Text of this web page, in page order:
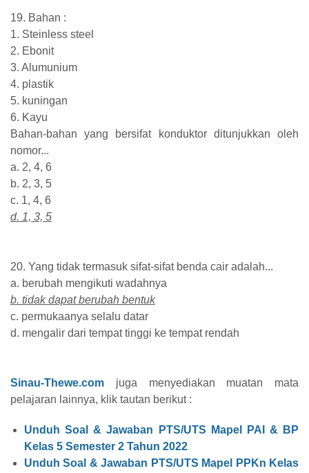
19. Bahan :
1. Steinless steel
2. Ebonit
3. Alumunium
4. plastik
5. kuningan
6. Kayu
Bahan-bahan yang bersifat konduktor ditunjukkan oleh
nomor...
a. 2, 4, 6
b. 2, 3, 5
c. 1, 4, 6
d. 1, 3, 5
20. Yang tidak termasuk sifat-sifat benda cair adalah...
a. berubah mengikuti wadahnya
b. tidak dapat berubah bentuk
c. permukaanya selalu datar
d. mengalir dari tempat tinggi ke tempat rendah
Sinau-Thewe.com juga menyediakan muatan mata
pelajaran lainnya, klik tautan berikut :
Unduh Soal & Jawaban PTS/UTS Mapel PAI & BP
Kelas 5 Semester 2 Tahun 2022
Unduh Soal & Jawaban PTS/UTS Mapel PPKn Kelas